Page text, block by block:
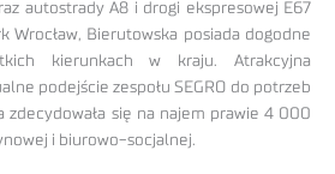
autostrady A8 i drogi ekspresowej E67
Wrocław, Bierutowska posiada dogodne
kierunkach w kraju. Atrakcyjna
podejście zespołu SEGRO do potrzeb
zdecydowała się na najem prawie 4 000
i biurowo-socjalnej.